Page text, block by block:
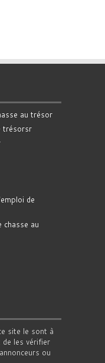
au trésor
trésorsr
de
chasse au
site le sont à
les vérifier
ou